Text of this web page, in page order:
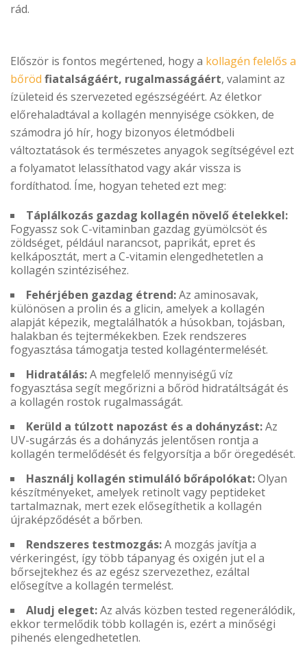
rád.
Először is fontos megértened, hogy a kollagén felelős a
bőröd fiatalságáért, rugalmasságáért, valamint az
ízületeid és szervezeted egészségéért. Az életkor
előrehaladtával a kollagén mennyisége csökken, de
számodra jó hír, hogy bizonyos életmódbeli
változtatások és természetes anyagok segítségével ezt
a folyamatot lelassíthatod vagy akár vissza is
fordíthatod. Íme, hogyan teheted ezt meg:
Táplálkozás gazdag kollagén növelő ételekkel:
Fogyassz sok C-vitaminban gazdag gyümölcsöt és
zöldséget, például narancsot, paprikát, epret és
kelkáposztát, mert a C-vitamin elengedhetetlen a
kollagén szintéziséhez.
Fehérjében gazdag étrend:Az aminosavak,
különösen a prolin és a glicin, amelyek a kollagén
alapját képezik, megtalálhatók a húsokban, tojásban,
halakban és tejtermékekben. Ezek rendszeres
fogyasztása támogatja tested kollagéntermelését.
Hidratálás:A megfelelő mennyiségű víz
fogyasztása segít megőrizni a bőröd hidratáltságát és
a kollagén rostok rugalmasságát.
Kerüld a túlzott napozást és a dohányzást:Az
UV-sugárzás és a dohányzás jelentősen rontja a
kollagén termelődését és felgyorsítja a bőr öregedését.
Használj kollagén stimuláló bőrápolókat:Olyan
készítményeket, amelyek retinolt vagy peptideket
tartalmaznak, mert ezek elősegíthetik a kollagén
újraképződését a bőrben.
Rendszeres testmozgás:A mozgás javítja a
vérkeringést, így több tápanyag és oxigén jut el a
bőrsejtekhez és az egész szervezethez, ezáltal
elősegítve a kollagén termelést.
Aludj eleget:Az alvás közben tested regenerálódik,
ekkor termelődik több kollagén is, ezért a minőségi
pihenés elengedhetetlen.